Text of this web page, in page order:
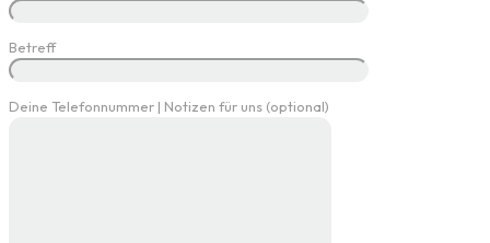
Betreff
Deine Telefonnummer | Notizen für uns (optional)